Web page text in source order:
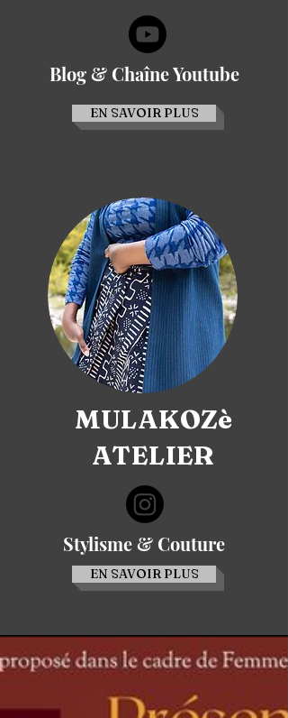
Blog & Chaîne Youtube
EN SAVOIR PLUS
MULAKOZè
ATELIER
Stylisme & Couture
EN SAVOIR PLUS